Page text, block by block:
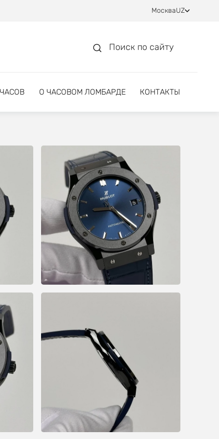
МоскваUZ
Поиск по сайту
О ЧАСОВОМ ЛОМБАРДЕ КОНТАКТЫ